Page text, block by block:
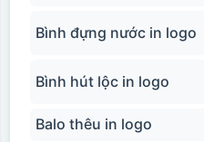
Bình đựng nước in logo
Bình hút lộc in logo
Balo thêu in logo